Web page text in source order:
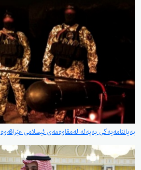
بەیاننامەیەكی بەپەلە لەمقاوەمەی ئیسلامی عێراقەوە